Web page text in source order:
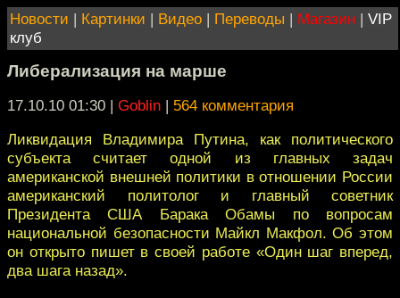
Новости | Картинки | Видео | Переводы | Магазин | VIP
клуб
Либерализация на марше
17.10.10 01:30 | Goblin | 564 комментария
Ликвидация Владимира Путина, как политического
субъекта считает одной из главных задач
американской внешней политики в отношении России
американский политолог и главный советник
Президента США Барака Обамы по вопросам
национальной безопасности Майкл Макфол. Об этом
он открыто пишет в своей работе «Один шаг вперед,
два шага назад».